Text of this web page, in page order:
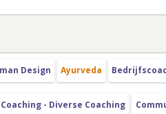
Design Ayurveda
Coaching - Diverse Coaching